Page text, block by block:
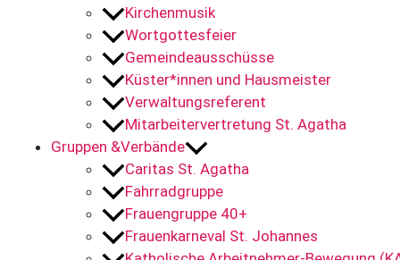
Kirchenmusik
Wortgottesfeier
Gemeindeausschüsse
Küster*innen und Hausmeister
Verwaltungsreferent
Mitarbeitervertretung St. Agatha
Gruppen &Verbände
Caritas St. Agatha
Fahrradgruppe
Frauengruppe 40+
Frauenkarneval St. Johannes